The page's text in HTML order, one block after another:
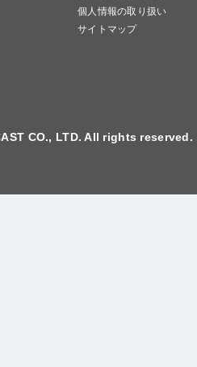
個人情報の取り扱い
サイトマップ
CO., LTD. All rights reserved.